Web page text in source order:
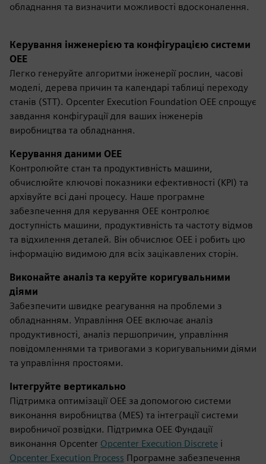
обладнання та визначити можливості вдосконалення.
Керування інженерією та конфігурацією системи
OEE
Легко генеруйте алгоритми інженерії рослин, часові
моделі, дерева причин та календарі таблиці переходу
станів (STT). Opcenter Execution Foundation OEE спрощує
завдання конфігурації для ваших інженерів
виробництва та обладнання.
Керування даними OEE
Контролюйте стан та продуктивність машини,
обчислюйте ключові показники ефективності (KPI) та
архівуйте всі дані процесу. Наше програмне
забезпечення для керування OEE контролює
доступність машини, продуктивність та частоту відмов
та відхилення деталей. Він обчислює OEE і робить цю
інформацію видимою для всіх зацікавлених сторін.
Виконайте аналіз та керуйте коригувальними
діями
Забезпечити швидке реагування на проблеми з
обладнанням. Управління OEE включає аналіз
продуктивності, аналіз першопричин, управління
повідомленнями та тривогами з коригувальними діями
та управління простоями.
Інтегруйте вертикально
Підтримка оптимізації OEE за допомогою системи
виконання виробництва (MES) та інтеграції системи
виробничої розвідки. Підтримка OEE Фундації
виконання Opcenter Opcenter Execution Discrete і
Opcenter Execution Process Програмне забезпечення